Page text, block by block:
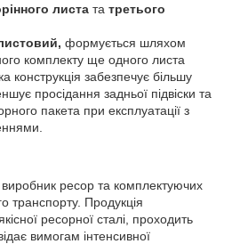
листа та третього
формується шляхом
комплекту ще одного листа
конструкція забезпечує більшу
просідання задньої підвіски та
пакета при експлуатації з
виробник ресор та комплектуючих
транспорту. Продукція
ресорної сталі, проходить
вимогам інтенсивної